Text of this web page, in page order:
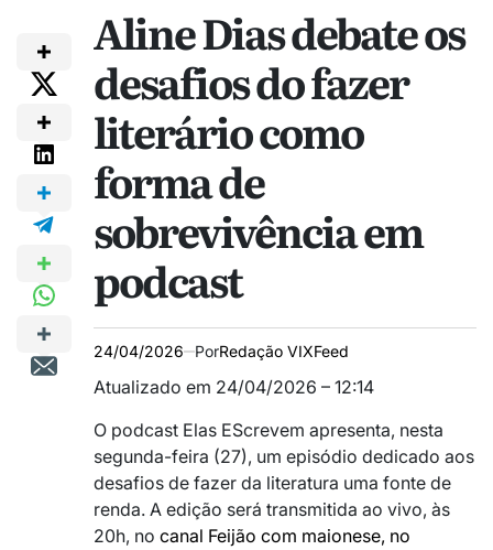
Aline Dias debate os
desafios do fazer
literário como
forma de
sobrevivência em
podcast
24/04/2026 PorRedação VIXFeed
Atualizado em 24/04/2026 – 12:14
O podcast Elas EScrevem apresenta, nesta
segunda-feira (27), um episódio dedicado aos
desafios de fazer da literatura uma fonte de
renda. A edição será transmitida ao vivo, às
20h, no canal Feijão com maionese, no